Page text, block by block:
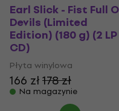
Earl Slick - Fist Full
Devils (Limited
Edition) (180 g) (2
CD)
Płyta winylowa
166 zł178 zł
Na magazynie